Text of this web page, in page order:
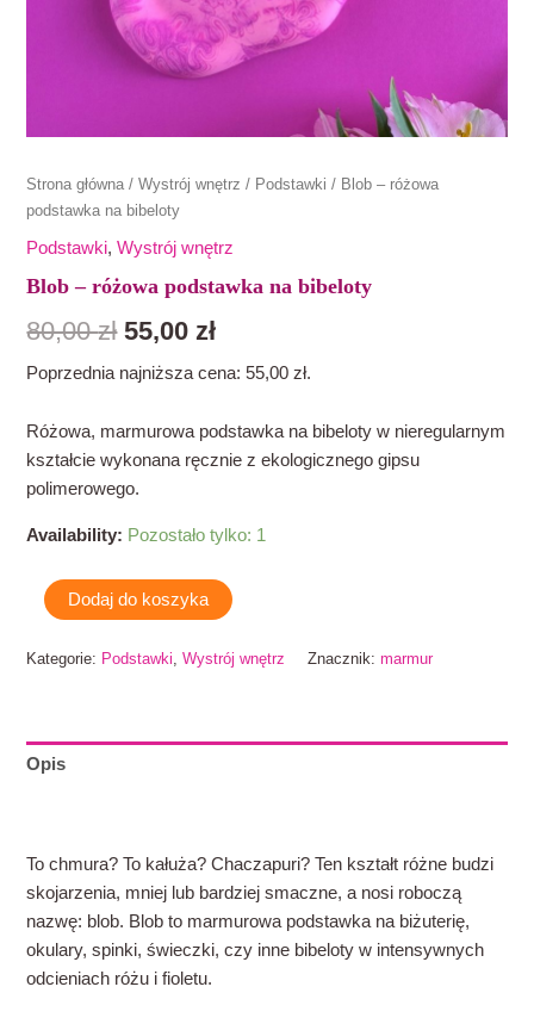
Strona główna /Wystrój wnętrz / Podstawki / Blob – różowa
podstawka na bibeloty
Podstawki,Wystrój wnętrz
Blob – różowa podstawka na bibeloty
80,00zł 55,00zł
Poprzednia najniższa cena:55,00zł.
Różowa, marmurowa podstawka na bibeloty w nieregularnym
kształcie wykonana ręcznie z ekologicznego gipsu
polimerowego.
Availability: Pozostało tylko: 1
Dodaj do koszyka
Kategorie: Podstawki,Wystrój wnętrz Znacznik:marmur
Opis
To chmura? To kałuża? Chaczapuri? Ten kształt różne budzi
skojarzenia, mniej lub bardziej smaczne, a nosi roboczą
nazwę: blob. Blob to marmurowa podstawka na biżuterię,
okulary, spinki, świeczki, czy inne bibeloty w intensywnych
odcieniach różu i fioletu.